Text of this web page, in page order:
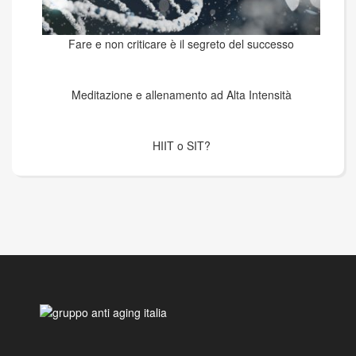
Fare e non criticare è il segreto del successo
Meditazione e allenamento ad Alta Intensità
HIIT o SIT?